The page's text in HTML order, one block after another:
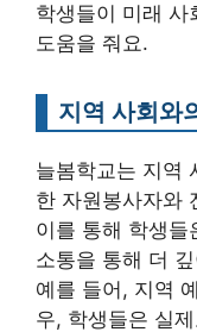
학생들이 미래 사
도움을 줘요.
지역 사회와
늘봄학교는 지역
한 자원봉사자와
이를 통해 학생들
소통을 통해 더
예를 들어, 지역
우, 학생들은 실